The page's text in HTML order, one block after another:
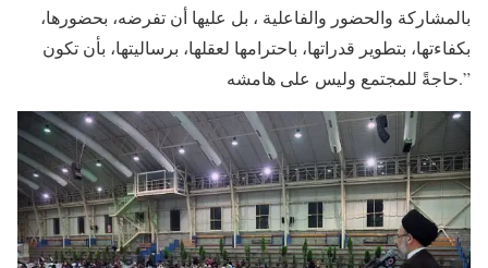
بالمشاركة والحضور والفاعلية ، بل عليها أن تفرضه، بحضورها،
بكفاءتها، بتطوير قدراتها، باحترامها لعقلها، برساليتها، بأن تكون
حاجةً للمجتمع وليس على هامشه.”